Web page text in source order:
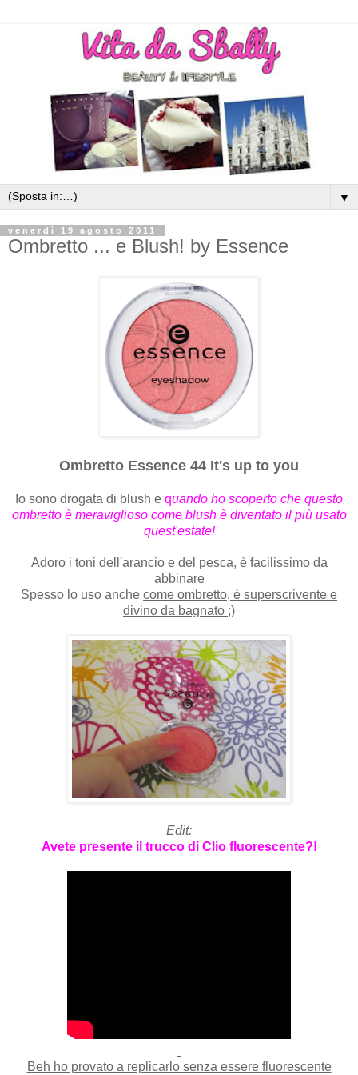
▼
venerdì 19 agosto 2011
Ombretto ... e Blush! by Essence
Ombretto Essence 44 It's up to you
Io sono drogata di blush e quando ho scoperto che questo
ombretto è meraviglioso come blush è diventato il più usato
quest'estate!
Adoro i toni dell'arancio e del pesca, è facilissimo da
abbinare
Spesso lo uso anche come ombretto, è superscrivente e
divino da bagnato ;)
Edit:
Avete presente il trucco di Clio fluorescente?!
Beh ho provato a replicarlo senza essere fluorescente